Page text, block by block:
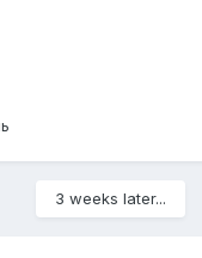
3 weeks later...